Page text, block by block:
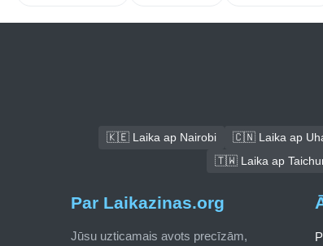
🇰🇪 Laika ap Nairobi 🇨🇳 Laika ap
🇹🇼 Laika ap
Par Laikazinas.org
Jūsu uzticamais avots precīzām,